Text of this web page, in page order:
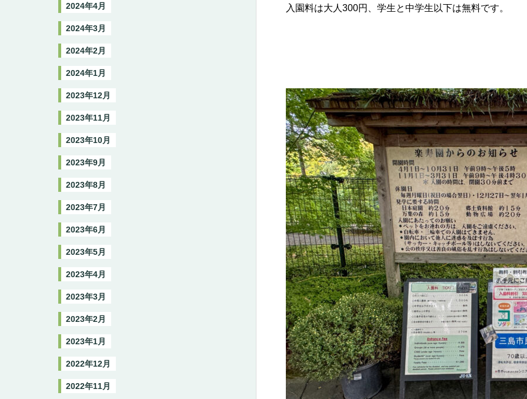
入園料は大人300円、学生と中学生以下は無料です。
2024年4月
2024年3月
2024年2月
2024年1月
2023年12月
2023年11月
2023年10月
2023年9月
2023年8月
2023年7月
2023年6月
2023年5月
2023年4月
2023年3月
2023年2月
2023年1月
2022年12月
2022年11月